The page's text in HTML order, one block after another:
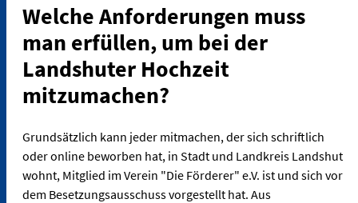
Welche Anforderungen muss
man erfüllen, um bei der
Landshuter Hochzeit
mitzumachen?
Grundsätzlich kann jeder mitmachen, der sich schriftlich
oder online beworben hat, in Stadt und Landkreis Landshut
wohnt, Mitglied im Verein "Die Förderer" e.V. ist und sich vor
dem Besetzungsausschuss vorgestellt hat. Aus